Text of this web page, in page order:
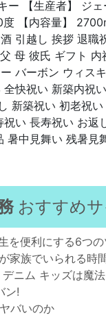
キー 【生産者】
度 【内容量】
越し 挨拶 退職祝
母 彼氏 ギフト
バーボン ウィス
快祝い 新築内祝
新築祝い 初老祝
い 長寿祝い お返
暑中見舞い 残暑見
おすすめサ
を便利にする6つ
家族でいられる時
ニム キッズは魔
ン!
バいのか